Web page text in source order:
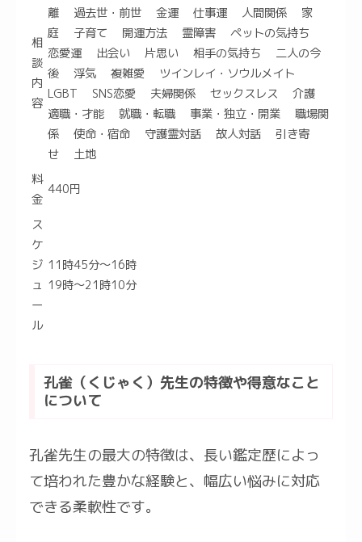
相
談
内
容
離 過去世・前世 金運 仕事運 人間関係 家
庭 子育て 開運方法 霊障害 ペットの気持ち
恋愛運 出会い 片思い 相手の気持ち 二人の今
後 浮気 複雑愛 ツインレイ・ソウルメイト
LGBT SNS恋愛 夫婦関係 セックスレス 介護
適職・才能 就職・転職 事業・独立・開業 職場関
係 使命・宿命 守護霊対話 故人対話 引き寄
せ 土地
料
金
440円
ス
ケ
ジ
ュ
ー
ル
11時45分～16時
19時～21時10分
孔雀（くじゃく）先生の特徴や得意なこと
について
孔雀先生の最大の特徴は、長い鑑定歴によっ
て培われた豊かな経験と、幅広い悩みに対応
できる柔軟性です。